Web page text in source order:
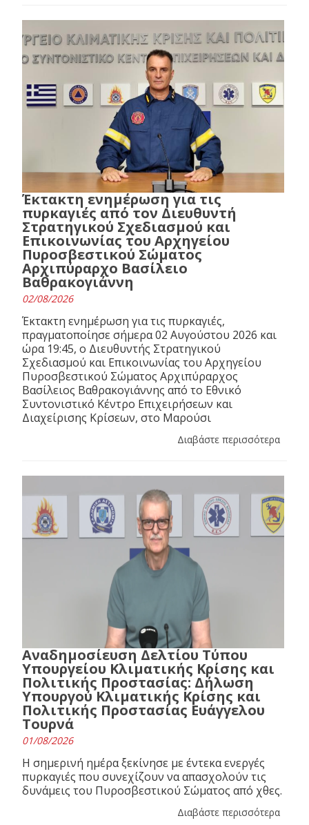
Έκτακτη ενημέρωση για τις
πυρκαγιές από τον Διευθυντή
Στρατηγικού Σχεδιασμού και
Επικοινωνίας του Αρχηγείου
Πυροσβεστικού Σώματος
Αρχιπύραρχο Βασίλειο
Βαθρακογιάννη
02/08/2026
Έκτακτη ενημέρωση για τις πυρκαγιές,
πραγματοποίησε σήμερα 02 Αυγούστου 2026 και
ώρα 19:45, ο Διευθυντής Στρατηγικού
Σχεδιασμού και Επικοινωνίας του Αρχηγείου
Πυροσβεστικού Σώματος Αρχιπύραρχος
Βασίλειος Βαθρακογιάννης από το Εθνικό
Συντονιστικό Κέντρο Επιχειρήσεων και
Διαχείρισης Κρίσεων, στο Μαρούσι
Διαβάστε περισσότερα
Αναδημοσίευση Δελτίου Τύπου
Υπουργείου Κλιματικής Κρίσης και
Πολιτικής Προστασίας: Δήλωση
Υπουργού Κλιματικής Κρίσης και
Πολιτικής Προστασίας Ευάγγελου
Τουρνά
01/08/2026
Η σημερινή ημέρα ξεκίνησε με έντεκα ενεργές
πυρκαγιές που συνεχίζουν να απασχολούν τις
δυνάμεις του Πυροσβεστικού Σώματος από χθες.
Διαβάστε περισσότερα